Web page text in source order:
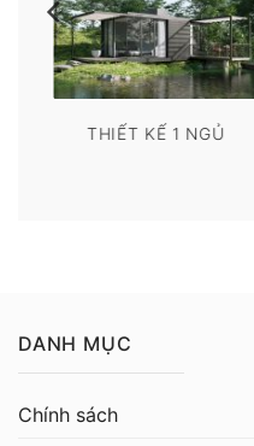
THIẾT KẾ 1 NGỦ
DANH MỤC
Chính sách